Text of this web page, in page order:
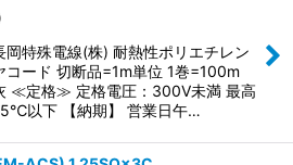
岡特殊電線(株) 耐熱性ポリエチレン
コード 切断品=1m単位 1巻=100m
≪定格≫ 定格電圧：300V未満 最高
以下 【納期】 営業日午…